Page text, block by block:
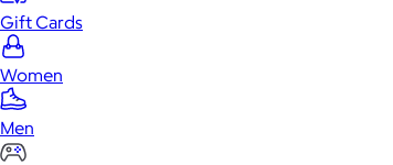
Gift Cards
Women
Men